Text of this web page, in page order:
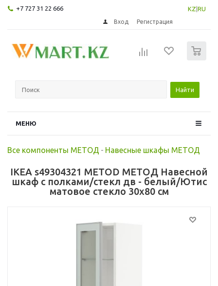
+7 727 31 22 666 KZ RU
Вход Регистрация
Найти
МЕНЮ
Все компоненты МЕТОД - Навесные шкафы МЕТОД
IKEA s49304321 METOD МЕТОД Навесной
шкаф с полками/стекл дв - белый/Ютис
матовое стекло 30x80 см